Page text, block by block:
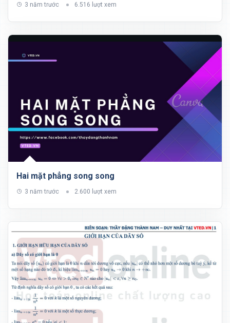
3 năm trước 6.516 lượt xem
Hai mặt phẳng song song
3 năm trước 2.600 lượt xem